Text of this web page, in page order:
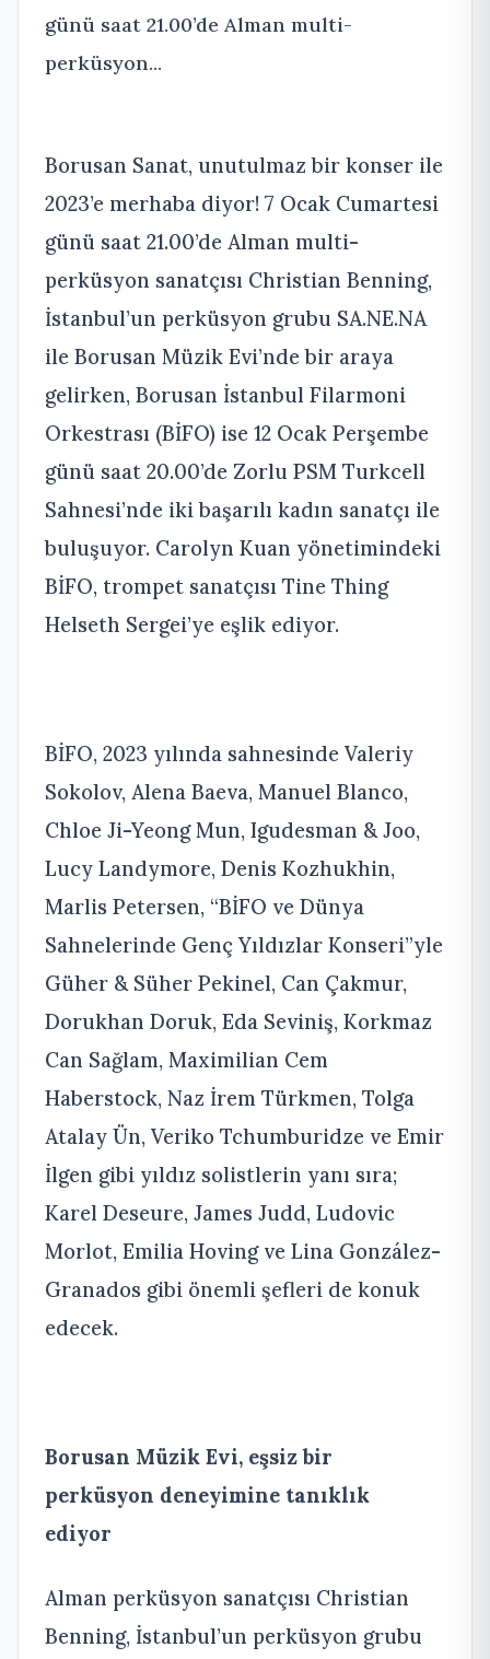
günü saat 21.00’de Alman multi-
perküsyon...
Borusan Sanat, unutulmaz bir konser ile
2023’e merhaba diyor! 7 Ocak Cumartesi
günü saat 21.00’de Alman multi-
perküsyon sanatçısı Christian Benning,
İstanbul’un perküsyon grubu SA.NE.NA
ile Borusan Müzik Evi’nde bir araya
gelirken, Borusan İstanbul Filarmoni
Orkestrası (BİFO) ise 12 Ocak Perşembe
günü saat 20.00’de Zorlu PSM Turkcell
Sahnesi’nde iki başarılı kadın sanatçı ile
buluşuyor. Carolyn Kuan yönetimindeki
BİFO, trompet sanatçısı Tine Thing
Helseth Sergei’ye eşlik ediyor.
BİFO, 2023 yılında sahnesinde Valeriy
Sokolov, Alena Baeva, Manuel Blanco,
Chloe Ji-Yeong Mun, Igudesman & Joo,
Lucy Landymore, Denis Kozhukhin,
Marlis Petersen, “BİFO ve Dünya
Sahnelerinde Genç Yıldızlar Konseri”yle
Güher & Süher Pekinel, Can Çakmur,
Dorukhan Doruk, Eda Seviniş, Korkmaz
Can Sağlam, Maximilian Cem
Haberstock, Naz İrem Türkmen, Tolga
Atalay Ün, Veriko Tchumburidze ve Emir
İlgen gibi yıldız solistlerin yanı sıra;
Karel Deseure, James Judd, Ludovic
Morlot, Emilia Hoving ve Lina González-
Granados gibi önemli şefleri de konuk
edecek.
Borusan Müzik Evi, eşsiz bir
perküsyon deneyimine tanıklık
ediyor
Alman perküsyon sanatçısı Christian
Benning, İstanbul’un perküsyon grubu